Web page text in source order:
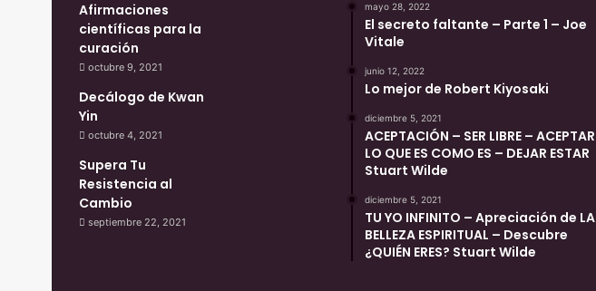
o
n
t
r
o
n
t
a
l
n
l
m
t
o
Afirmaciones
científicas para la
curación
octubre 9, 2021
Decálogo de Kwan
Yin
octubre 4, 2021
Supera Tu
Resistencia al
Cambio
septiembre 22, 2021
mayo 28, 2022
El secreto faltante – Parte 1 – Joe
Vitale
junio 12, 2022
Lo mejor de Robert Kiyosaki
diciembre 5, 2021
ACEPTACIÓN – SER LIBRE – ACEPTAR
LO QUE ES COMO ES – DEJAR ESTAR
Stuart Wilde
diciembre 5, 2021
TU YO INFINITO – Apreciación de LA
BELLEZA ESPIRITUAL – Descubre
¿QUIÉN ERES? Stuart Wilde